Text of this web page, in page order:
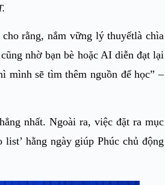
rằng, nắm vững lý thuyếtlà chìa
nhờ bạn bè hoặc AI diễn đạt lại
mình sẽ tìm thêm nguồn để học” –
nhất. Ngoài ra, việc đặt ra mục
hằng ngày giúp Phúc chủ động